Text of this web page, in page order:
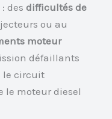
: desdifficultés de
ou au
moteur
défaillants
le circuit
le moteur diesel